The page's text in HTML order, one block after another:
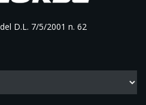
D.L. 7/5/2001 n. 62